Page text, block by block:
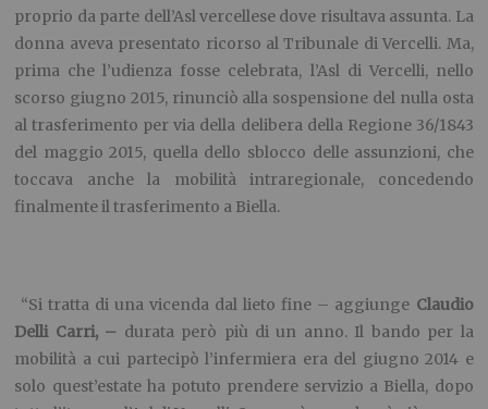
proprio da parte dell’Asl vercellese dove risultava assunta. La
donna aveva presentato ricorso al Tribunale di Vercelli. Ma,
prima che l’udienza fosse celebrata, l’Asl di Vercelli, nello
scorso giugno 2015, rinunciò alla sospensione del nulla osta
al trasferimento per via della delibera della Regione 36/1843
del maggio 2015, quella dello sblocco delle assunzioni, che
toccava anche la mobilità intraregionale, concedendo
finalmente il trasferimento a Biella.
“Si tratta di una vicenda dal lieto fine – aggiunge Claudio
Delli Carri, – durata però più di un anno. Il bando per la
mobilità a cui partecipò l’infermiera era del giugno 2014 e
solo quest’estate ha potuto prendere servizio a Biella, dopo